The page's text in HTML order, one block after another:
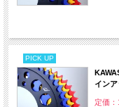
PICK UP
インア
定価